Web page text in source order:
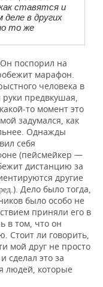
ставятся и
в других
то же
поспорил на
марафон.
человека в
предвкушая,
то момент это
задумался, как
Однажды
себя
(пейсмейкер —
дистанцию за
другие
). Дело было тогда,
было особо не
приняли его в
в том, что он
Стоит ли говорить,
мой друг не просто
сделал это за
людей, которые